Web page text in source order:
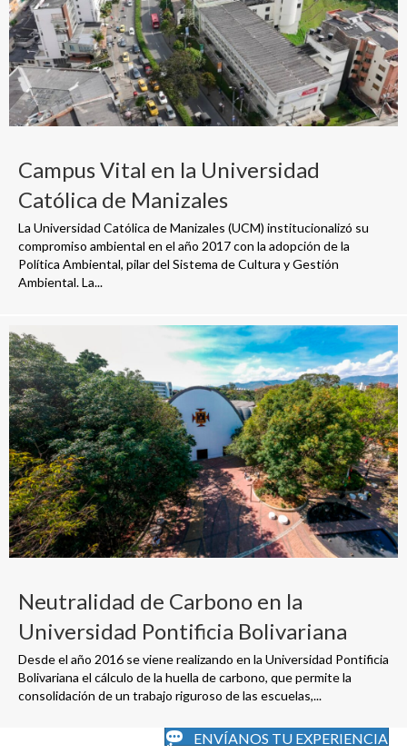
Campus Vital en la Universidad
Católica de Manizales
La Universidad Católica de Manizales (UCM) institucionalizó su
compromiso ambiental en el año 2017 con la adopción de la
Política Ambiental, pilar del Sistema de Cultura y Gestión
Ambiental. La...
Neutralidad de Carbono en la
Universidad Pontificia Bolivariana
Desde el año 2016 se viene realizando en la Universidad Pontificia
Bolivariana el cálculo de la huella de carbono, que permite la
consolidación de un trabajo riguroso de las escuelas,...
ENVÍANOS TU EXPERIENCIA